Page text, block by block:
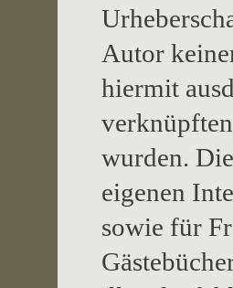
Autor
hiermit
wurden.
eigenen
sowie für